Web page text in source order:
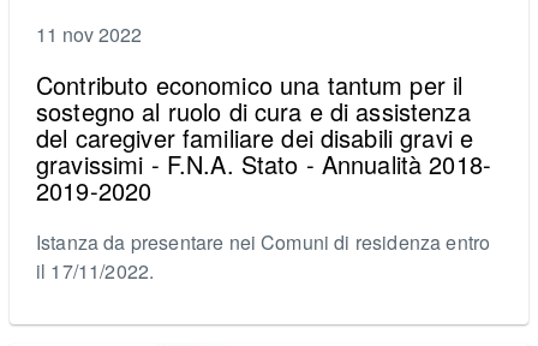
11 nov 2022
Contributo economico una tantum per il
sostegno al ruolo di cura e di assistenza
del caregiver familiare dei disabili gravi e
gravissimi - F.N.A. Stato - Annualità 2018-
2019-2020
Istanza da presentare nei Comuni di residenza entro
il 17/11/2022.